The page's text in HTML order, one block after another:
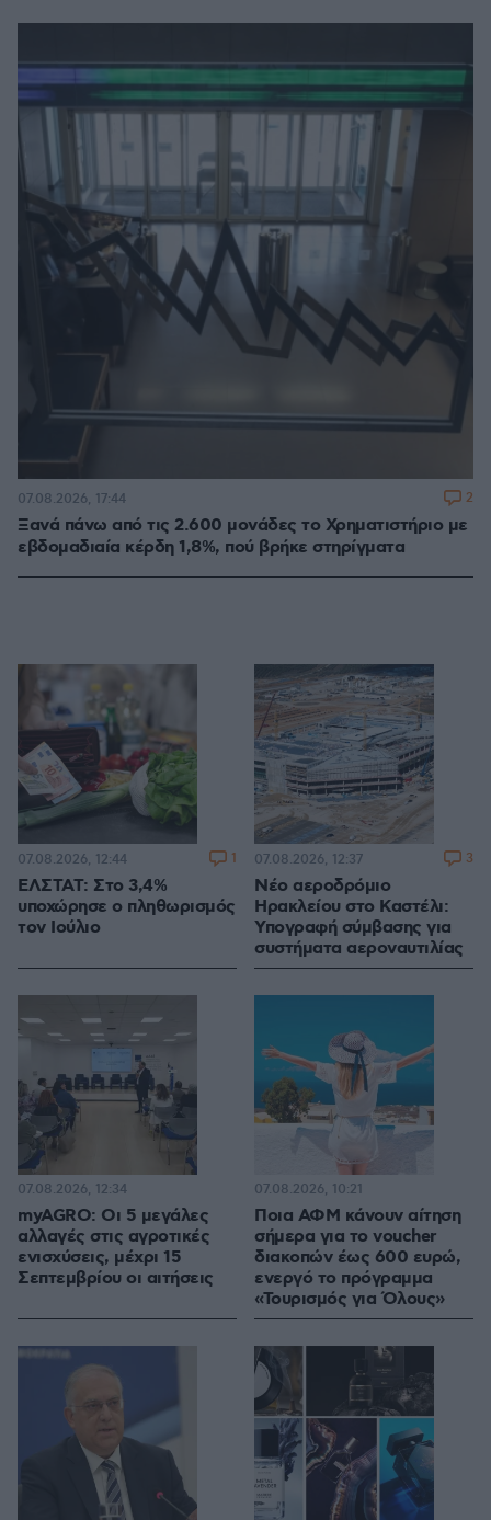
Ξανά πάνω από τις 2.600 μονάδες το Χρηματιστήριο με
εβδομαδιαία κέρδη 1,8%, πού βρήκε στηρίγματα
07.08.2026, 17:44 2
ΕΛΣΤΑΤ: Στο 3,4%
υποχώρησε ο πληθωρισμός
τον Ιούλιο
07.08.2026, 12:44 1
Νέο αεροδρόμιο
Ηρακλείου στο Καστέλι:
Υπογραφή σύμβασης για
συστήματα αεροναυτιλίας
07.08.2026, 12:37 3
myAGRO: Οι 5 μεγάλες
αλλαγές στις αγροτικές
ενισχύσεις, μέχρι 15
Σεπτεμβρίου οι αιτήσεις
07.08.2026, 12:34
Ποια ΑΦΜ κάνουν αίτηση
σήμερα για το voucher
διακοπών έως 600 ευρώ,
ενεργό το πρόγραμμα
«Τουρισμός για Όλους»
07.08.2026, 10:21